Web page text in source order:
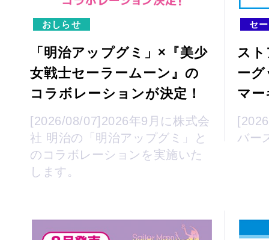
おしらせ
「明治アップグミ」×『美少
女戦士セーラームーン』の
コラボレーションが決定！
[2026/08/07]2026年9月に株式会
社 明治の「明治アップグミ」と
のコラボレーションを実施いた
します。
セ
ス
ー
マ
バー